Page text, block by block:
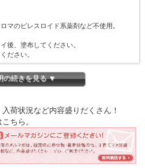
マのピレスロイド系薬剤など不使用。
後、塗布してください。
ださい。
が、毎日使用しても問題ありません。
で敏感です。
用はお控えください。
パッチテスト（耳の後ろのお肌の柔らかい
の続きを見る ▼
荷状況など内容盛りだくさん！
ちら。